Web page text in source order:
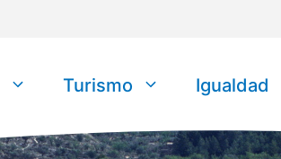
Turismo Igualdad